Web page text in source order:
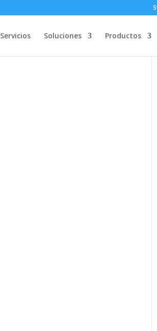
Servicios Soluciones Productos